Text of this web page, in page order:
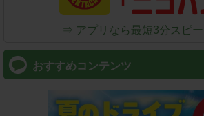
⇒ アプリなら最短3分スピー
おすすめコンテンツ